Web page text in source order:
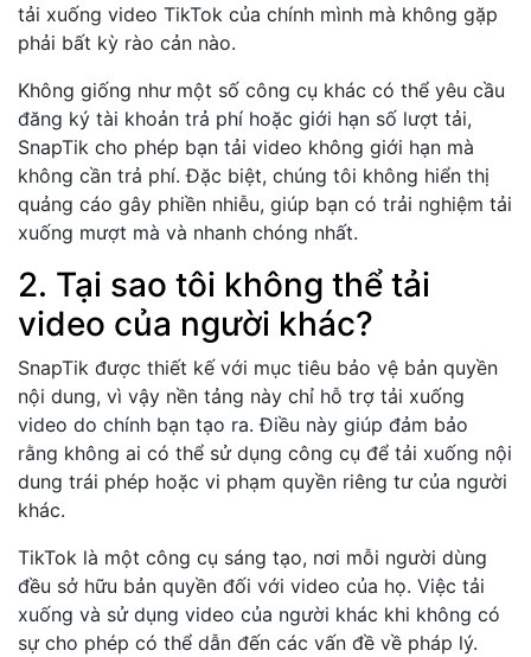
tải xuống video TikTok của chính mình mà không gặp
phải bất kỳ rào cản nào.
Không giống như một số công cụ khác có thể yêu cầu
đăng ký tài khoản trả phí hoặc giới hạn số lượt tải,
SnapTik cho phép bạn tải video không giới hạn mà
không cần trả phí. Đặc biệt, chúng tôi không hiển thị
quảng cáo gây phiền nhiễu, giúp bạn có trải nghiệm tải
xuống mượt mà và nhanh chóng nhất.
2. Tại sao tôi không thể tải
video của người khác?
SnapTik được thiết kế với mục tiêu bảo vệ bản quyền
nội dung, vì vậy nền tảng này chỉ hỗ trợ tải xuống
video do chính bạn tạo ra. Điều này giúp đảm bảo
rằng không ai có thể sử dụng công cụ để tải xuống nội
dung trái phép hoặc vi phạm quyền riêng tư của người
khác.
TikTok là một công cụ sáng tạo, nơi mỗi người dùng
đều sở hữu bản quyền đối với video của họ. Việc tải
xuống và sử dụng video của người khác khi không có
sự cho phép có thể dẫn đến các vấn đề về pháp lý.